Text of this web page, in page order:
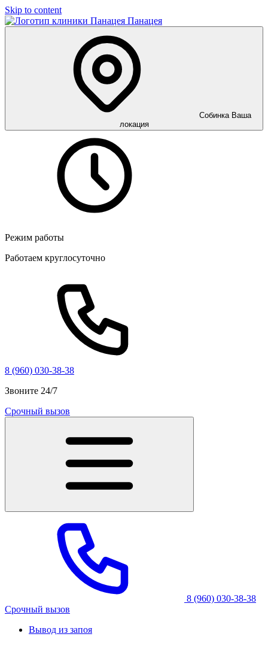
Skip to content
Панацея
Собинка Ваша
локация
Режим работы
Работаем круглосуточно
8 (960) 030-38-38
Звоните 24/7
Срочный вызов
8 (960) 030-38-38
Срочный вызов
Вывод из запоя